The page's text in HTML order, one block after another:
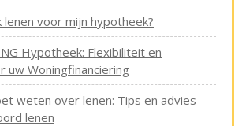
lenen voor mijn hypotheek?
Hypotheek: Flexibiliteit en
uw Woningfinanciering
weten over lenen: Tips en advies
lenen